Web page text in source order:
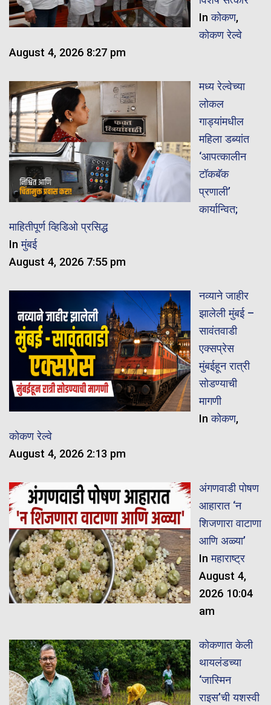
Inकोकण,
कोकण रेल्वे
August 4, 2026 8:27 pm
मध्य रेल्वेच्या
लोकल
गाड्यांमधील
महिला डब्यांत
‘आपत्कालीन
टॉकबॅक
प्रणाली’
कार्यान्वित;
माहितीपूर्ण व्हिडिओ प्रसिद्ध
Inमुंबई
August 4, 2026 7:55 pm
नव्याने जाहीर
झालेली मुंबई –
सावंतवाडी
एक्सप्रेस
मुंबईहून रात्री
सोडण्याची
मागणी
Inकोकण,
कोकण रेल्वे
August 4, 2026 2:13 pm
अंगणवाडी पोषण
आहारात ‘न
शिजणारा वाटाणा
आणि अळ्या’
Inमहाराष्ट्र
August 4,
2026 10:04
am
कोकणात केली
थायलंडच्या
‘जास्मिन
राइस’ची यशस्वी